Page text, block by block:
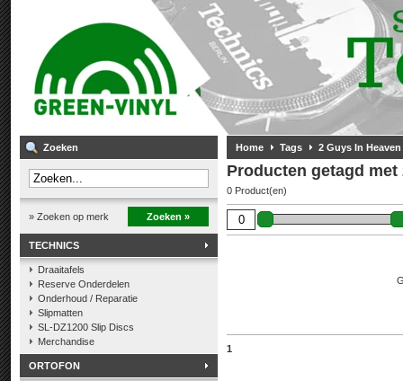
Zoeken
» Zoeken op merk Zoeken »
TECHNICS
Draaitafels
Reserve Onderdelen
Onderhoud / Reparatie
Slipmatten
SL-DZ1200 Slip Discs
Merchandise
ORTOFON
Home Tags 2 Guys In Heaven
Producten getagd met
0 Product(en)
1